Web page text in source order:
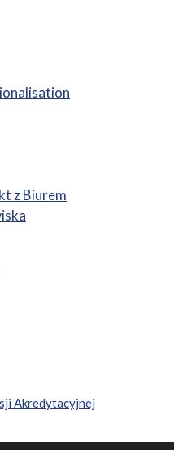
z Biurem
Akredytacyjnej